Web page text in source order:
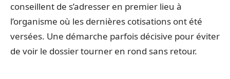
conseillent de s’adresser en premier lieu à
l’organisme où les dernières cotisations ont été
versées. Une démarche parfois décisive pour éviter
de voir le dossier tourner en rond sans retour.